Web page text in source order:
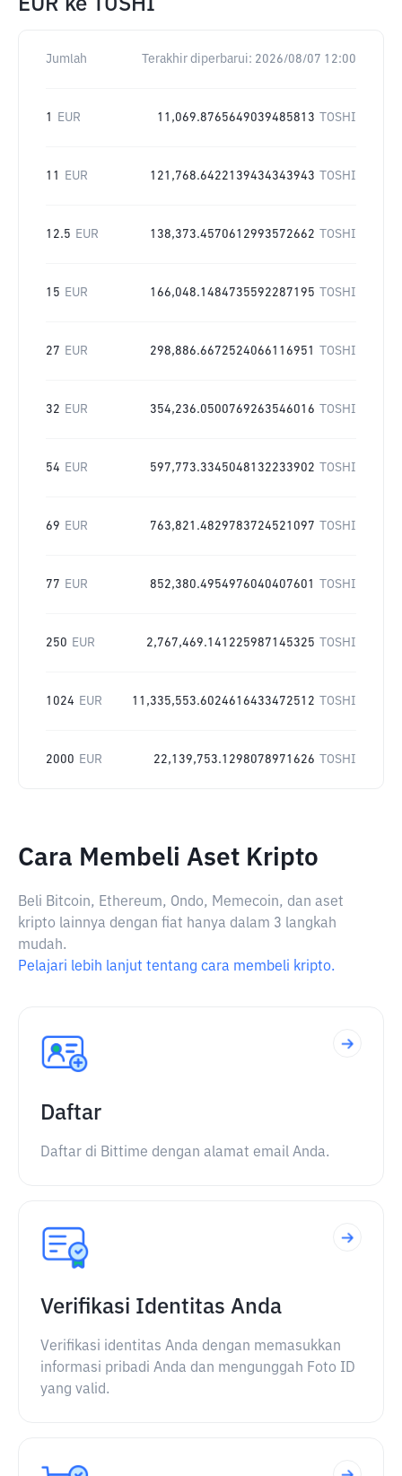
EUR ke TOSHI
Jumlah Terakhir diperbarui: 2026/08/07 12:00
1 EUR 11,069.8765649039485813 TOSHI
11 EUR 121,768.6422139434343943 TOSHI
12.5 EUR 138,373.4570612993572662 TOSHI
15 EUR 166,048.1484735592287195 TOSHI
27 EUR 298,886.6672524066116951 TOSHI
32 EUR 354,236.0500769263546016 TOSHI
54 EUR 597,773.3345048132233902 TOSHI
69 EUR 763,821.4829783724521097 TOSHI
77 EUR 852,380.4954976040407601 TOSHI
250 EUR 2,767,469.141225987145325 TOSHI
1024 EUR 11,335,553.6024616433472512 TOSHI
2000 EUR 22,139,753.1298078971626 TOSHI
Cara Membeli Aset Kripto
Beli Bitcoin, Ethereum, Ondo, Memecoin, dan aset
kripto lainnya dengan fiat hanya dalam 3 langkah
mudah.
Pelajari lebih lanjut tentang cara membeli kripto.
Daftar
Daftar di Bittime dengan alamat email Anda.
Verifikasi Identitas Anda
Verifikasi identitas Anda dengan memasukkan
informasi pribadi Anda dan mengunggah Foto ID
yang valid.